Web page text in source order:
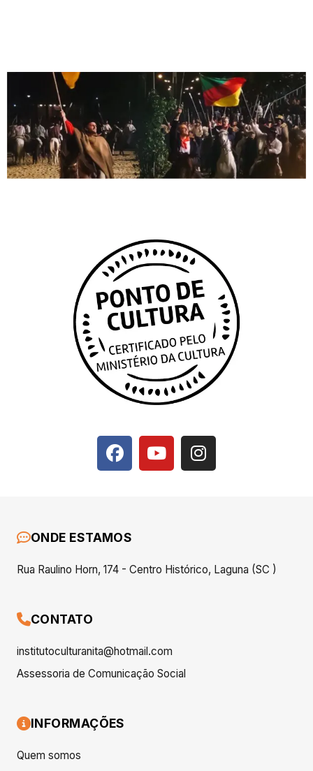
ONDE ESTAMOS
Rua Raulino Horn, 174 - Centro Histórico, Laguna (SC )
CONTATO
institutoculturanita@hotmail.com
Assessoria de Comunicação Social
INFORMAÇÕES
Quem somos